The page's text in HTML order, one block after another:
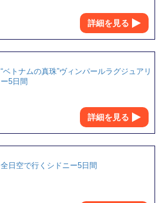
詳細を見る
“ベトナムの真珠”ヴィンパールラグジュアリ
ー5日間
詳細を見る
全日空で行くシドニー5日間